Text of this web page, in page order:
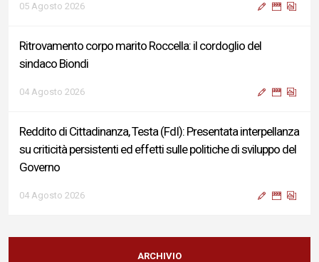
05 Agosto 2026
Ritrovamento corpo marito Roccella: il cordoglio del
sindaco Biondi
04 Agosto 2026
Reddito di Cittadinanza, Testa (FdI): Presentata interpellanza
su criticità persistenti ed effetti sulle politiche di sviluppo del
Governo
04 Agosto 2026
Sigismondi, Liris e Testa: “Profondo cordoglio e vicinanza al
Ministro Roccella e alla sua famiglia”
ARCHIVIO